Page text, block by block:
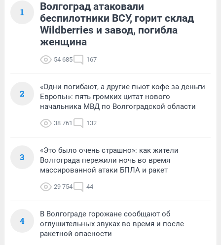
1
Волгоград атаковали
беспилотники ВСУ, горит склад
Wildberries и завод, погибла
женщина
54 685 167
2
«Одни погибают, а другие пьют кофе за деньги
Европы»: пять громких цитат нового
начальника МВД по Волгоградской области
38 761 132
3
«Это было очень страшно»: как жители
Волгограда пережили ночь во время
массированной атаки БПЛА и ракет
29 754 44
4
В Волгограде горожане сообщают об
оглушительных звуках во время и после
ракетной опасности